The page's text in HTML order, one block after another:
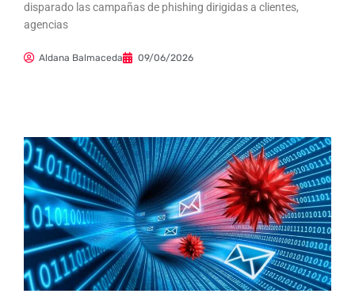
disparado las campañas de phishing dirigidas a clientes,
agencias
Aldana Balmaceda 09/06/2026